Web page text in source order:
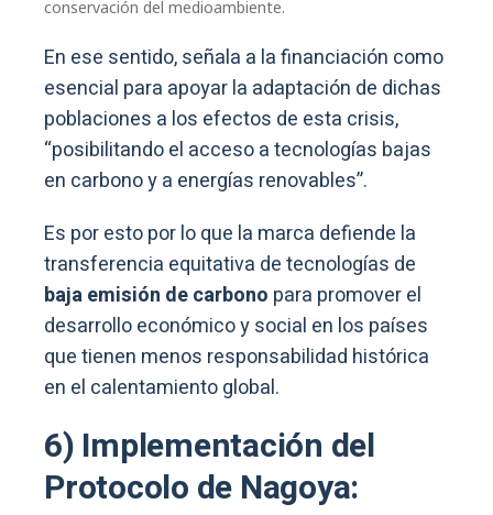
conservación del medioambiente.
En ese sentido, señala a la financiación como
esencial para apoyar la adaptación de dichas
poblaciones a los efectos de esta crisis,
“posibilitando el acceso a tecnologías bajas
en carbono y a energías renovables”.
Es por esto por lo que la marca defiende la
transferencia equitativa de tecnologías de
baja emisión de carbono para promover el
desarrollo económico y social en los países
que tienen menos responsabilidad histórica
en el calentamiento global.
6) Implementación del
Protocolo de Nagoya: